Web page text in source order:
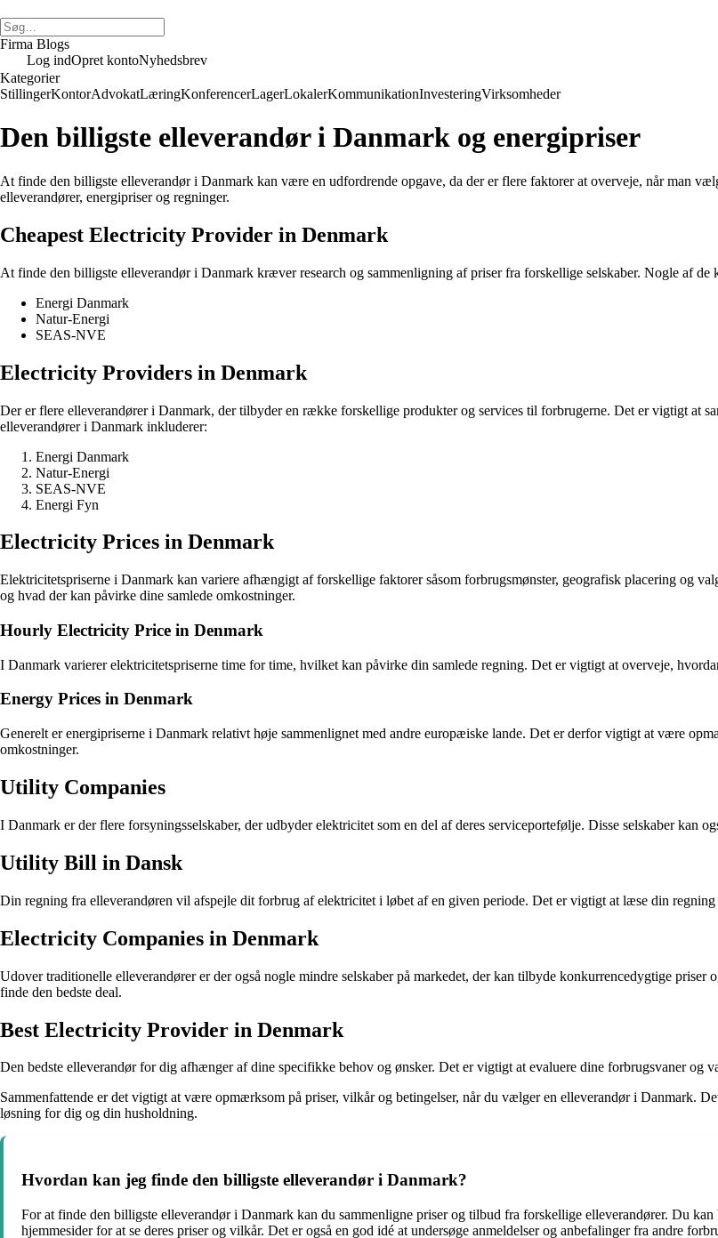
Firma Blogs
Log indOpret kontoNyhedsbrev
Kategorier
StillingerKontorAdvokatLæringKonferencerLagerLokalerKommunikationInvesteringVirksomheder
Den billigste elleverandør i Danmark og energipriser
At finde den billigste elleverandør i Danmark kan være en udfordrende opgave, da der er flere faktorer at overveje, når man
elleverandører, energipriser og regninger.
Cheapest Electricity Provider in Denmark
At finde den billigste elleverandør i Danmark kræver research og sammenligning af priser fra forskellige selskaber. Nogle af de
Energi Danmark
Natur-Energi
SEAS-NVE
Electricity Providers in Denmark
Der er flere elleverandører i Danmark, der tilbyder en række forskellige produkter og services til forbrugerne. Det er vigtigt at
elleverandører i Danmark inkluderer:
Energi Danmark
Natur-Energi
SEAS-NVE
Energi Fyn
Electricity Prices in Denmark
Elektricitetspriserne i Danmark kan variere afhængigt af forskellige faktorer såsom forbrugsmønster, geografisk placering og
og hvad der kan påvirke dine samlede omkostninger.
Hourly Electricity Price in Denmark
I Danmark varierer elektricitetspriserne time for time, hvilket kan påvirke din samlede regning. Det er vigtigt at overveje,
Energy Prices in Denmark
Generelt er energipriserne i Danmark relativt høje sammenlignet med andre europæiske lande. Det er derfor vigtigt at være
omkostninger.
Utility Companies
I Danmark er der flere forsyningsselskaber, der udbyder elektricitet som en del af deres serviceportefølje. Disse selskaber kan
Utility Bill in Dansk
Din regning fra elleverandøren vil afspejle dit forbrug af elektricitet i løbet af en given periode. Det er vigtigt at læse din
Electricity Companies in Denmark
Udover traditionelle elleverandører er der også nogle mindre selskaber på markedet, der kan tilbyde konkurrencedygtige
finde den bedste deal.
Best Electricity Provider in Denmark
Den bedste elleverandør for dig afhænger af dine specifikke behov og ønsker. Det er vigtigt at evaluere dine forbrugsvaner og
Sammenfattende er det vigtigt at være opmærksom på priser, vilkår og betingelser, når du vælger en elleverandør i Danmark.
løsning for dig og din husholdning.
Hvordan kan jeg finde den billigste elleverandør i Danmark?
For at finde den billigste elleverandør i Danmark kan du sammenligne priser og tilbud fra forskellige elleverandører. Du
hjemmesider for at se deres priser og vilkår. Det er også en god idé at undersøge anmeldelser og anbefalinger fra andre